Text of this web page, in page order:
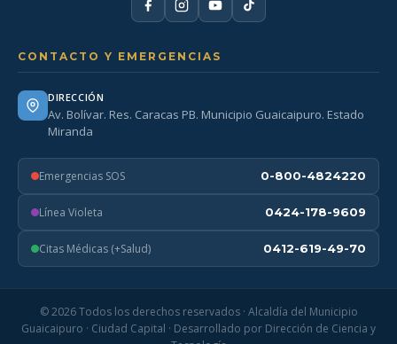
CONTACTO Y EMERGENCIAS
DIRECCIÓN
Av. Bolívar. Res. Caracas PB. Municipio Guaicaipuro. Estado
Miranda
Emergencias SOS 0-800-4824220
Línea Violeta 0424-178-9609
Citas Médicas (+Salud) 0412-619-49-70
© 2026 Todos los derechos reservados · Alcaldía del Municipio
Guaicaipuro · Ciudad Capital · Desarrollado por Dirección de Ciencia y